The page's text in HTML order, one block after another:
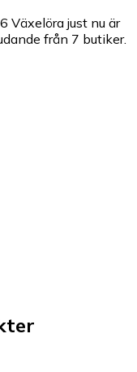
Växelöra just nu är
från 7 butiker.